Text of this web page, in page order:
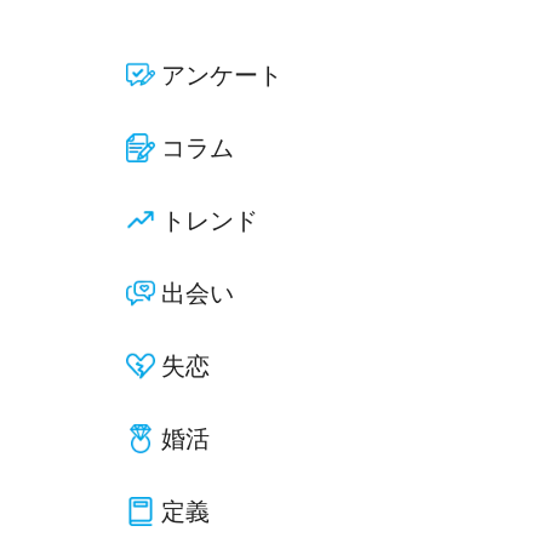
アンケート
コラム
トレンド
出会い
失恋
婚活
定義